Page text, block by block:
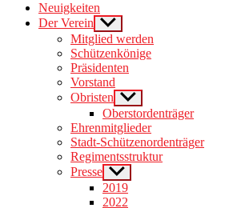
Neuigkeiten
Der Verein Show
sub
menu
Mitglied werden
Schützenkönige
Präsidenten
Vorstand
Obristen Show
sub
menu
Oberstordenträger
Ehrenmitglieder
Stadt-Schützenordenträger
Regimentsstruktur
Presse Show
sub
menu
2019
2022